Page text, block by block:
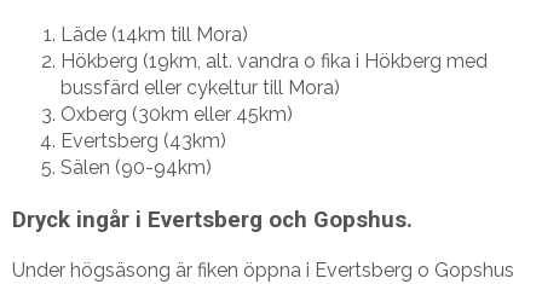
Läde (14km till Mora)
Hökberg (19km, alt. vandra o fika i Hökberg med
bussfärd eller cykeltur till Mora)
Oxberg (30km eller 45km)
Evertsberg (43km)
Sälen (90-94km)
Dryck ingår i Evertsberg och Gopshus.
Under högsäsong är fiken öppna i Evertsberg o Gopshus